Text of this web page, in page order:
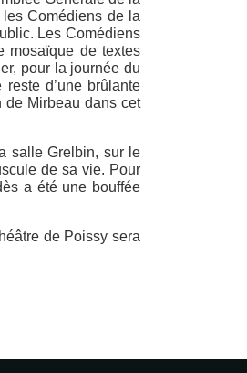
Comédiens de la
Les Comédiens
mosaïque de textes
pour la journée du
d’une brûlante
de Mirbeau dans cet
salle Grelbin, sur le
de sa vie. Pour
a été une bouffée
de Poissy sera